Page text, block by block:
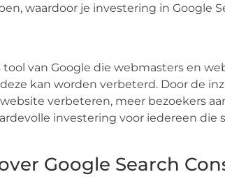
waardoor je investering in Google
tool van Google die webmasters en
kan worden verbeterd. Door de
verbeteren, meer bezoekers
investering voor iedereen die
Google Search